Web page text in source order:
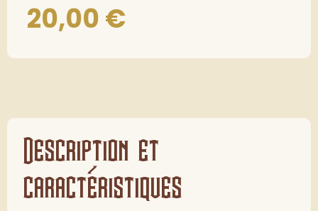
20,00€
Description et
caractéristiques